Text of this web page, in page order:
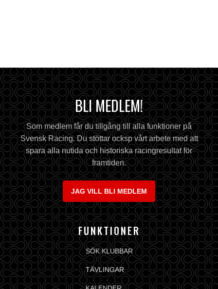
BLI MEDLEM!
Som medlem får du tillgång till alla funktioner på
Svensk Racing. Du stöttar ocksp vårt arbete med att
spara alla nutida och historiska racingresultat för
framtiden.
JAG VILL BLI MEDLEM
FUNKTIONER
SÖK KLUBBAR
TÄVLINGAR